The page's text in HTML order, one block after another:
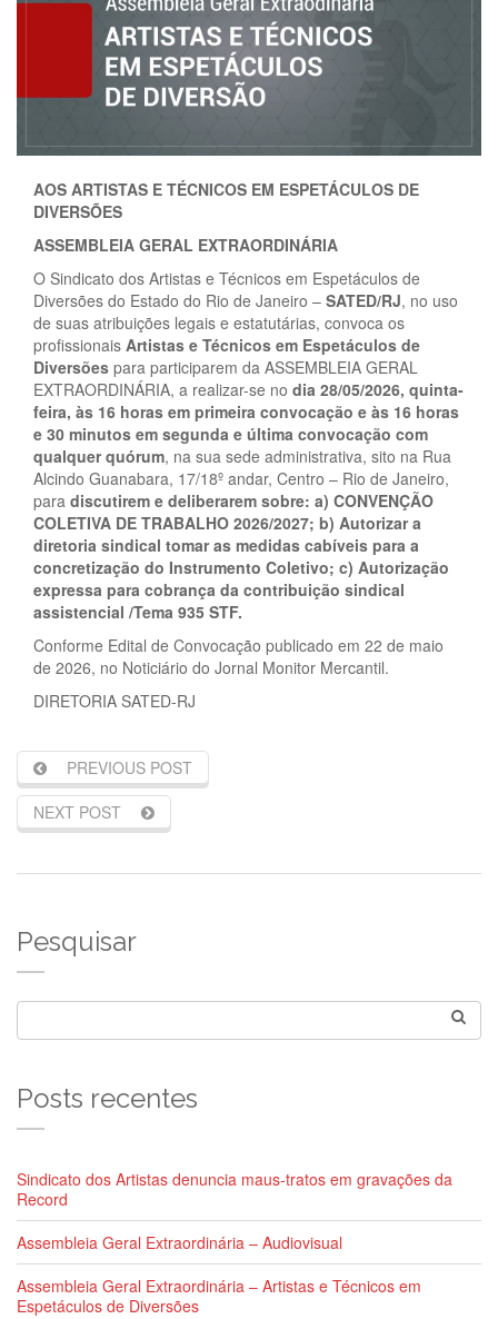
AOS ARTISTAS E TÉCNICOS EM ESPETÁCULOS DE
DIVERSÕES
ASSEMBLEIA GERAL EXTRAORDINÁRIA
O Sindicato dos Artistas e Técnicos em Espetáculos de
Diversões do Estado do Rio de Janeiro – SATED/RJ, no uso
de suas atribuições legais e estatutárias, convoca os
profissionais Artistas e Técnicos em Espetáculos de
Diversões para participarem da ASSEMBLEIA GERAL
EXTRAORDINÁRIA, a realizar-se no dia 28/05/2026, quinta-
feira, às 16 horas em primeira convocação e às 16 horas
e 30 minutos em segunda e última convocação com
qualquer quórum, na sua sede administrativa, sito na Rua
Alcindo Guanabara, 17/18º andar, Centro – Rio de Janeiro,
para discutirem e deliberarem sobre: a) CONVENÇÃO
COLETIVA DE TRABALHO 2026/2027; b) Autorizar a
diretoria sindical tomar as medidas cabíveis para a
concretização do Instrumento Coletivo; c) Autorização
expressa para cobrança da contribuição sindical
assistencial /Tema 935 STF.
Conforme Edital de Convocação publicado em 22 de maio
de 2026, no Noticiário do Jornal Monitor Mercantil.
DIRETORIA SATED-RJ
PREVIOUS POST
NEXT POST
Pesquisar
Posts recentes
Sindicato dos Artistas denuncia maus-tratos em gravações da
Record
Assembleia Geral Extraordinária – Audiovisual
Assembleia Geral Extraordinária – Artistas e Técnicos em
Espetáculos de Diversões